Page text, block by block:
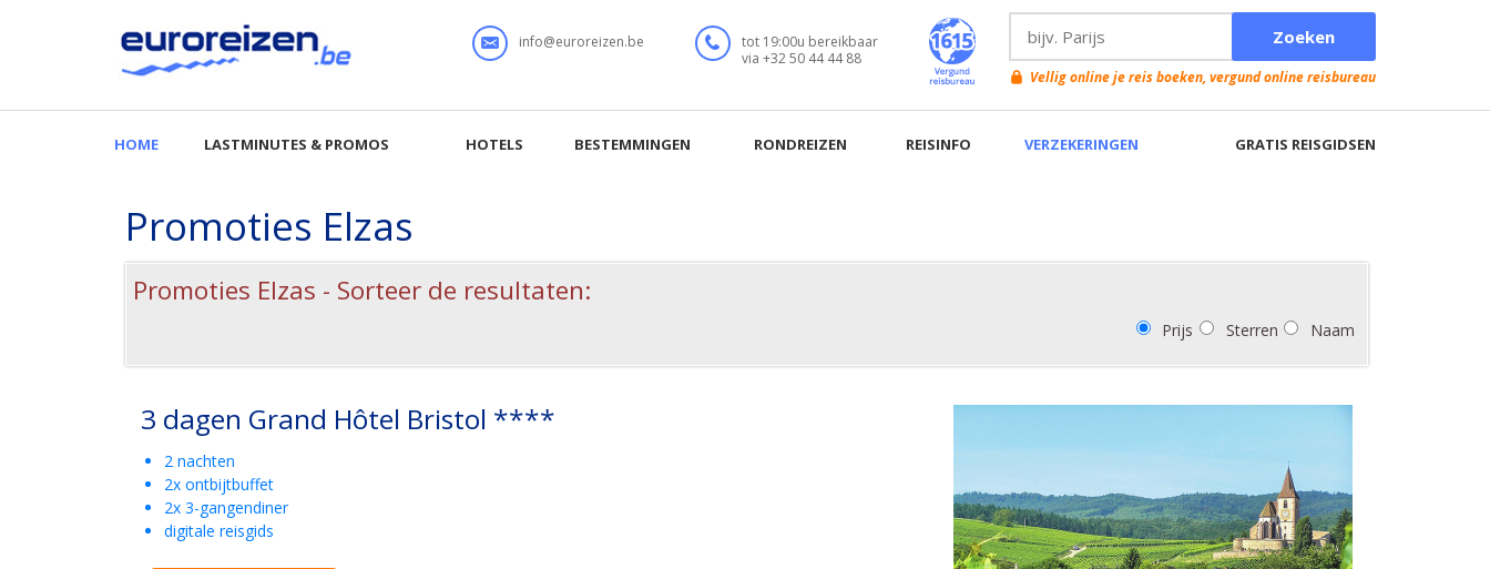
Promoties Elzas
Promoties Elzas - Sorteer de resultaten:
Prijs Sterren Naam
3 dagen Grand Hôtel Bristol ****
2 nachten
2x ontbijtbuffet
2x 3-gangendiner
digitale reisgids